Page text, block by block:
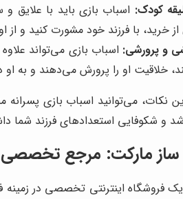
کودک: اسباب بازی باید با علایق
خرید، با فرزند خود مشورت کنید و
و پرورشی: اسباب بازی می‌تواند
خلاقیت او را پرورش می‌دهند و به
نکات، می‌توانید اسباب بازی
و شکوفایی استعدادهای فرزند شما
ساز مارکت: مرجع تخصصی
فروشگاه اینترنتی تخصصی در